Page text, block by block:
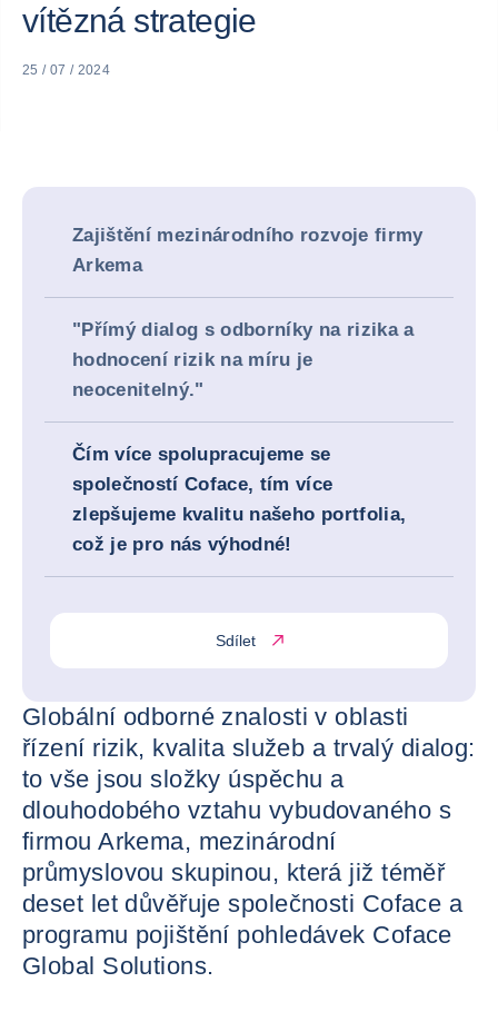
vítězná strategie
25 / 07 / 2024
Zajištění mezinárodního rozvoje firmy
Arkema
"Přímý dialog s odborníky na rizika a
hodnocení rizik na míru je
neocenitelný."
Čím více spolupracujeme se
společností Coface, tím více
zlepšujeme kvalitu našeho portfolia,
což je pro nás výhodné!
Sdílet
Globální odborné znalosti v oblasti
řízení rizik, kvalita služeb a trvalý dialog:
to vše jsou složky úspěchu a
dlouhodobého vztahu vybudovaného s
firmou Arkema, mezinárodní
průmyslovou skupinou, která již téměř
deset let důvěřuje společnosti Coface a
programu pojištění pohledávek Coface
Global Solutions.